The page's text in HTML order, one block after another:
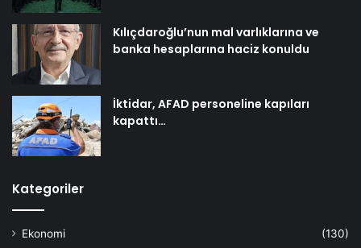
Kılıçdaroğlu’nun mal varlıklarına ve
banka hesaplarına haciz konuldu
İktidar, AFAD personeline kapıları
kapattı…
Kategoriler
Ekonomi
(130)